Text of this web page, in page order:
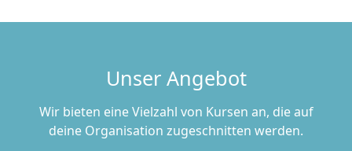
Unser Angebot
Wir bieten eine Vielzahl von Kursen an, die auf
deine Organisation zugeschnitten werden.